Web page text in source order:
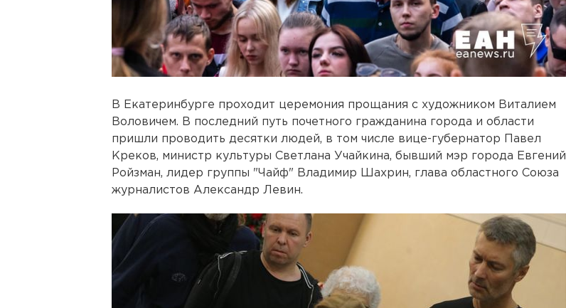
В Екатеринбурге проходит церемония прощания с художником Виталием
Воловичем. В последний путь почетного гражданина города и области
пришли проводить десятки людей, в том числе вице-губернатор Павел
Креков, министр культуры Светлана Учайкина, бывший мэр города Евгений
Ройзман, лидер группы "Чайф" Владимир Шахрин, глава областного Союза
журналистов Александр Левин.